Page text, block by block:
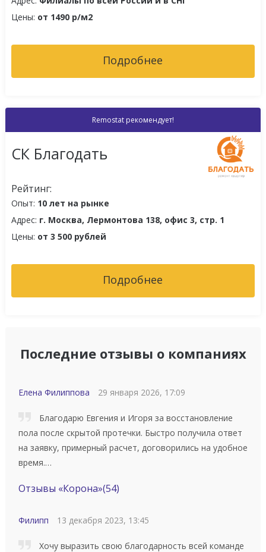
Цены: от 1490 р/м2
Подробнее
Remostat рекомендует!
СК Благодать
Рейтинг:
Опыт: 10 лет на рынке
Адрес: г. Москва, Лермонтова 138, офис 3, стр. 1
Цены: от 3 500 рублей
Подробнее
Последние отзывы о компаниях
Елена Филиппова 29 января 2026, 17:09
Благодарю Евгения и Игоря за восстановление
пола после скрытой протечки. Быстро получила ответ
на заявку, примерный расчет, договорились на удобное
время.…
Отзывы «Корона»(54)
Филипп 13 декабря 2023, 13:45
Хочу выразить свою благодарность всей команде